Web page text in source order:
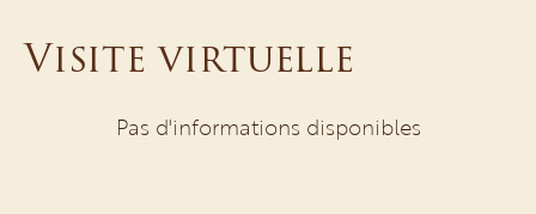
Visite virtuelle
Pas d'informations disponibles